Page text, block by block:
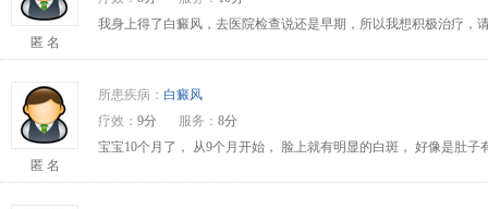
匿 名
我身上得了白癜风，去医院检查说还是早期，所以我想积极治疗，
匿 名
所患疾病： 白癜风
疗效： 9分 服务： 8分
宝宝10个月了， 从9个月开始， 脸上就有明显的白斑， 好像是肚